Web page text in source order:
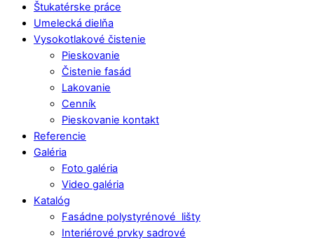
Štukatérske práce
Umelecká dielňa
Vysokotlakové čistenie
Pieskovanie
Čistenie fasád
Lakovanie
Cenník
Pieskovanie kontakt
Referencie
Galéria
Foto galéria
Video galéria
Katalóg
Fasádne polystyrénové lišty
Interiérové prvky sadrové